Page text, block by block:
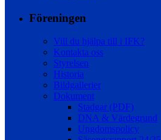
Föreningen
Vill du hjälpa till i IFK?
Kontakta oss
Styrelsen
Historia
Bildgallerier
Dokument
Stadgar (PDF)
DNA & Värdegrund
Ungdomspolicy